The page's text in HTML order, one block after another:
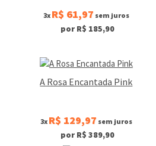
3x R$ 61,97 sem juros
por R$ 185,90
A Rosa Encantada Pink
3x R$ 129,97 sem juros
por R$ 389,90